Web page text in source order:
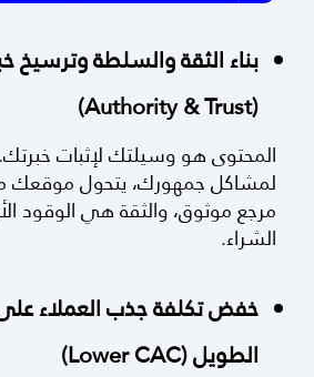
بناء الثقة والسلطة وترسيخ
(Authority & Trust)
المحتوى هو وسيلتك لإثبات
لمشاكل جمهورك، يتحول موقعك
مرجع موثوق، والثقة هي الوقود
الشراء.
خفض تكلفة جذب العملاء
الطويل (Lower CAC)